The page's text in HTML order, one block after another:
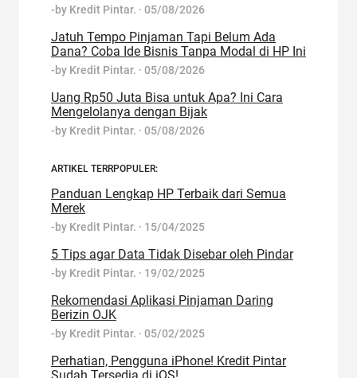
-by Kredit Pintar. · 05/08/2026
Jatuh Tempo Pinjaman Tapi Belum Ada
Dana? Coba Ide Bisnis Tanpa Modal di HP Ini
-by Kredit Pintar. · 05/08/2026
Uang Rp50 Juta Bisa untuk Apa? Ini Cara
Mengelolanya dengan Bijak
-by Kredit Pintar. · 05/08/2026
ARTIKEL TERRPOPULER:
Panduan Lengkap HP Terbaik dari Semua
Merek
-by Kredit Pintar. · 15/04/2025
5 Tips agar Data Tidak Disebar oleh Pindar
-by Kredit Pintar. · 19/02/2025
Rekomendasi Aplikasi Pinjaman Daring
Berizin OJK
-by Kredit Pintar. · 05/02/2025
Perhatian, Pengguna iPhone! Kredit Pintar